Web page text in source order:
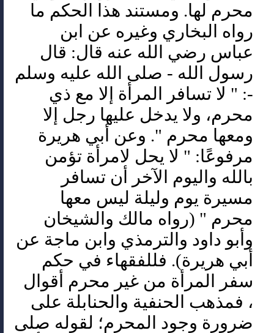
محرم لها. ومستند هذا الحكم ما
رواه البخاري وغيره عن ابن
عباس رضي الله عنه قال: قال
رسول الله - صلى الله عليه وسلم
-: " لا تسافر المرأة إلا مع ذي
محرم، ولا يدخل عليها رجل إلا
ومعها محرم ". وعن أبي هريرة
مرفوعًا: " لا يحل لامرأة تؤمن
بالله واليوم الآخر أن تسافر
مسيرة يوم وليلة ليس معها
محرم " (رواه مالك والشيخان
وأبو داود والترمذي وابن ماجة عن
أبي هريرة). فللفقهاء في حكم
سفر المرأة من غير محرم أقوال
، فمذهب الحنفية والحنابلة على
ضرورة وجود المحرم؛ لقوله صلى